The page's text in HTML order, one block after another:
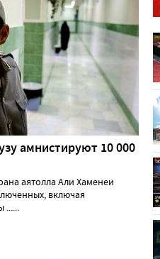
амнистируют 10 000
аятолла Али Хаменеи
включая
......